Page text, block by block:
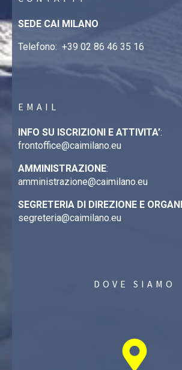
SEDE CAI MILANO
Telefono: +39 02 86 46 35 16
EMAIL
INFO SU ISCRIZIONI E ATTIVITA’:
frontoffice@caimilano.eu
AMMINISTRAZIONE:
amministrazione@caimilano.eu
SEGRETERIA DI DIREZIONE E
segreteria@caimilano.eu
DOVE SIAMO